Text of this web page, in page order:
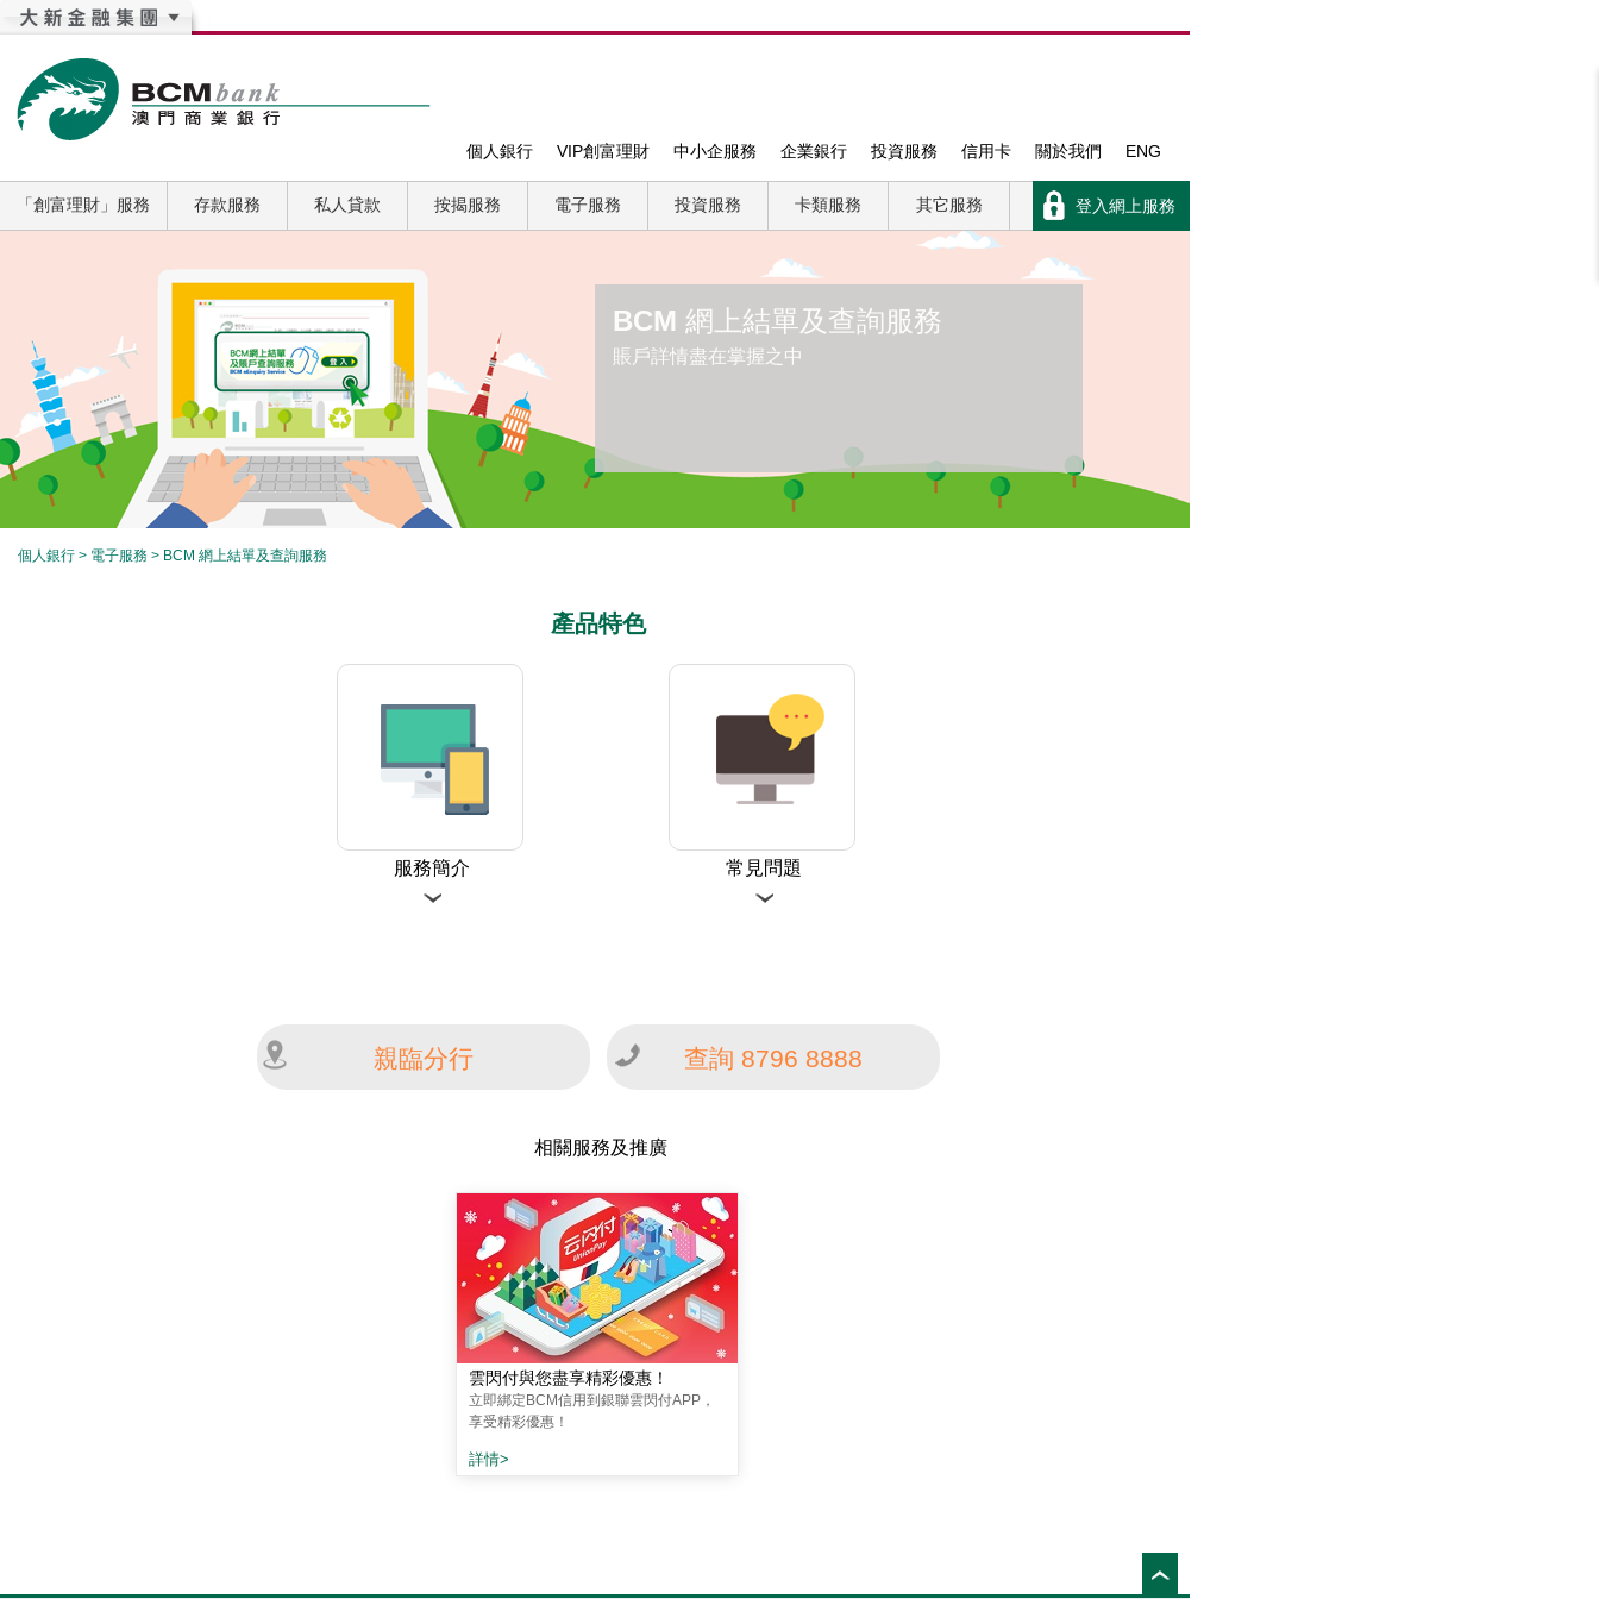
個人銀行 VIP創富理財 中小企服務 企業銀行 投資服務 信用卡 關於我們 ENG
「創富理財」服務 存款服務 私人貸款 按揭服務 電子服務 投資服務 卡類服務 其它服務 登入網上服務
BCM 網上結單及查詢服務
賬戶詳情盡在掌握之中
個人銀行 > 電子服務 > BCM 網上結單及查詢服務
產品特色
服務簡介 常見問題
親臨分行 查詢 8796 8888
相關服務及推廣
雲閃付與您盡享精彩優惠！
立即綁定BCM信用到銀聯雲閃付APP，
享受精彩優惠！
詳情>